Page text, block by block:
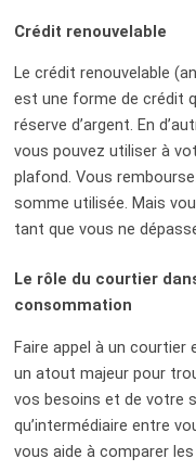
Crédit renouvelable
Le crédit renouvelable
est une forme de crédit
réserve d’argent. En
vous pouvez utiliser à
plafond. Vous
somme utilisée. Mais
tant que vous ne
Le rôle du courtier
consommation
Faire appel à un
un atout majeur pour
vos besoins et de votre
qu’intermédiaire entre
vous aide à comparer